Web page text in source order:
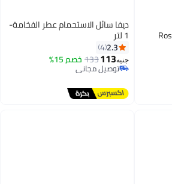
ديفا سائل الاستحمام عطر الفخامة-
1 لتر
2.3
4
جنيه113
133 خصم 15%
توصيل مجاني
توصيل مجاني